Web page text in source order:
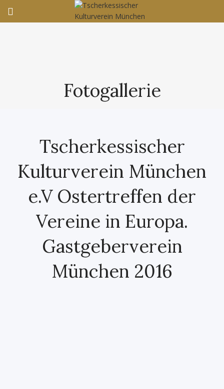
Fotogallerie
Tscherkessischer
Kulturverein München
e.V Ostertreffen der
Vereine in Europa.
Gastgeberverein
München 2016